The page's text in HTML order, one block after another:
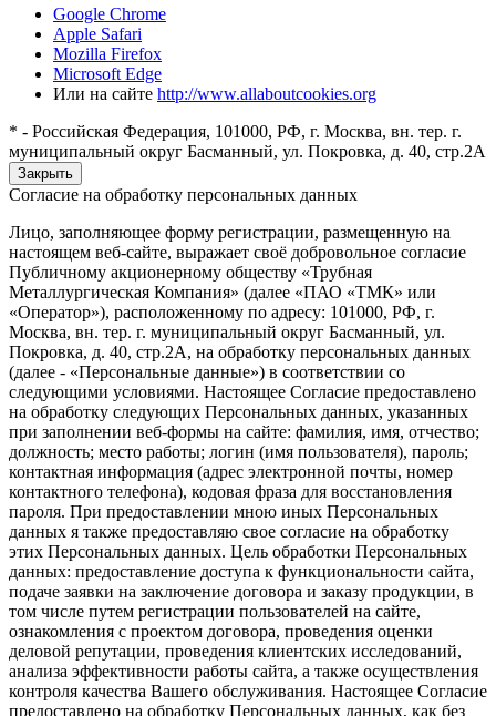
Google Chrome
Apple Safari
Mozilla Firefox
Microsoft Edge
Или на сайте http://www.allaboutcookies.org
* - Российская Федерация, 101000, РФ, г. Москва, вн. тер. г.
муниципальный округ Басманный, ул. Покровка, д. 40, стр.2А
Закрыть
Согласие на обработку персональных данных
Лицо, заполняющее форму регистрации, размещенную на
настоящем веб-сайте, выражает своё добровольное согласие
Публичному акционерному обществу «Трубная
Металлургическая Компания» (далее «ПАО «ТМК» или
«Оператор»), расположенному по адресу: 101000, РФ, г.
Москва, вн. тер. г. муниципальный округ Басманный, ул.
Покровка, д. 40, стр.2А, на обработку персональных данных
(далее - «Персональные данные») в соответствии со
следующими условиями. Настоящее Согласие предоставлено
на обработку следующих Персональных данных, указанных
при заполнении веб-формы на сайте: фамилия, имя, отчество;
должность; место работы; логин (имя пользователя), пароль;
контактная информация (адрес электронной почты, номер
контактного телефона), кодовая фраза для восстановления
пароля. При предоставлении мною иных Персональных
данных я также предоставляю свое согласие на обработку
этих Персональных данных. Цель обработки Персональных
данных: предоставление доступа к функциональности сайта,
подаче заявки на заключение договора и заказу продукции, в
том числе путем регистрации пользователей на сайте,
ознакомления с проектом договора, проведения оценки
деловой репутации, проведения клиентских исследований,
анализа эффективности работы сайта, а также осуществления
контроля качества Вашего обслуживания. Настоящее Согласие
предоставлено на обработку Персональных данных, как без